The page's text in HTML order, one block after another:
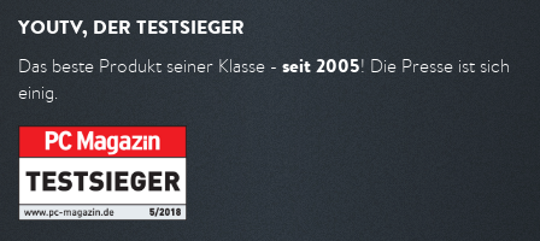
YOUTV, DER TESTSIEGER
Das beste Produkt seiner Klasse - seit 2005! Die Presse ist sich
einig.